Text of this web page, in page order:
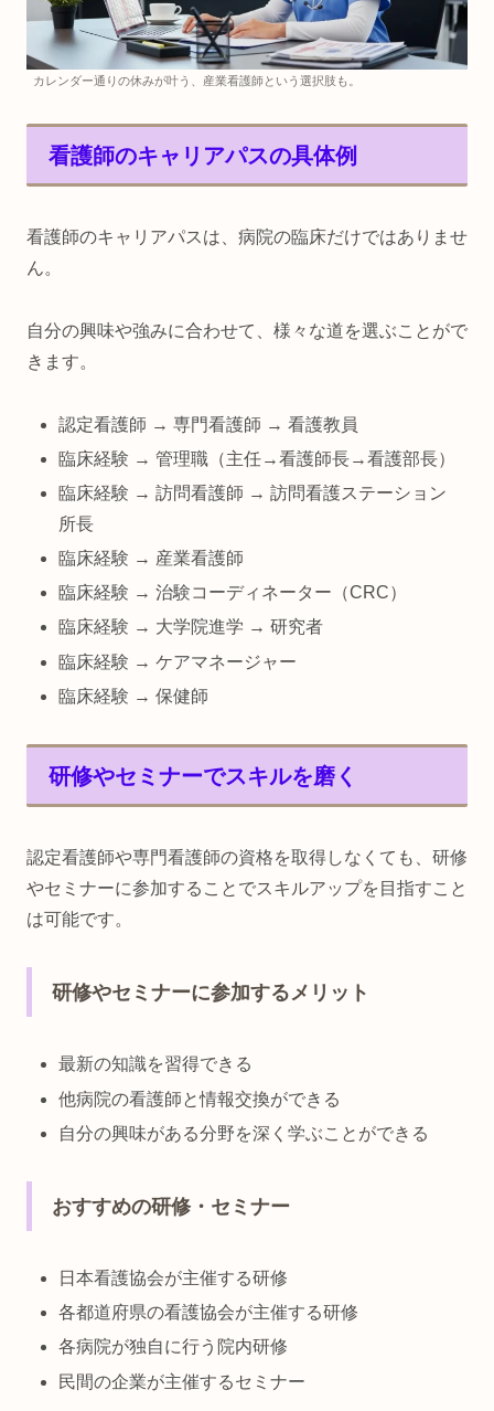
カレンダー通りの休みが叶う、産業看護師という選択肢も。
看護師のキャリアパスの具体例
看護師のキャリアパスは、病院の臨床だけではありませ
ん。
自分の興味や強みに合わせて、様々な道を選ぶことがで
きます。
認定看護師 → 専門看護師 → 看護教員
臨床経験 → 管理職（主任→看護師長→看護部長）
臨床経験 → 訪問看護師 → 訪問看護ステーション
所長
臨床経験 → 産業看護師
臨床経験 → 治験コーディネーター（CRC）
臨床経験 → 大学院進学 → 研究者
臨床経験 → ケアマネージャー
臨床経験 → 保健師
研修やセミナーでスキルを磨く
認定看護師や専門看護師の資格を取得しなくても、研修
やセミナーに参加することでスキルアップを目指すこと
は可能です。
研修やセミナーに参加するメリット
最新の知識を習得できる
他病院の看護師と情報交換ができる
自分の興味がある分野を深く学ぶことができる
おすすめの研修・セミナー
日本看護協会が主催する研修
各都道府県の看護協会が主催する研修
各病院が独自に行う院内研修
民間の企業が主催するセミナー